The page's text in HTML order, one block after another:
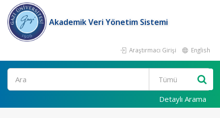
Akademik Veri Yönetim Sistemi
Araştırmacı Girişi English
Ara
Detaylı Arama